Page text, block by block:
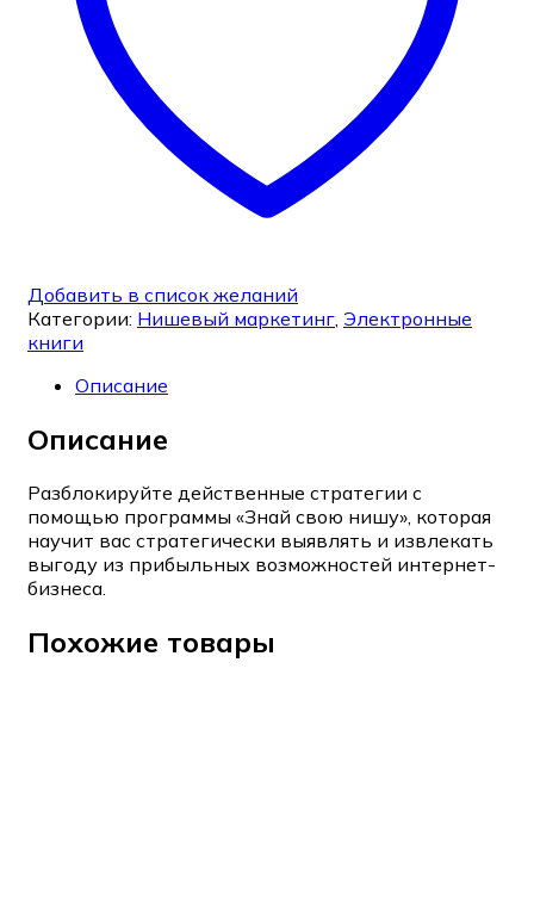
Добавить в список желаний
Категории: Нишевый маркетинг, Электронные
книги
Описание
Описание
Разблокируйте действенные стратегии с
помощью программы «Знай свою нишу», которая
научит вас стратегически выявлять и извлекать
выгоду из прибыльных возможностей интернет-
бизнеса.
Похожие товары